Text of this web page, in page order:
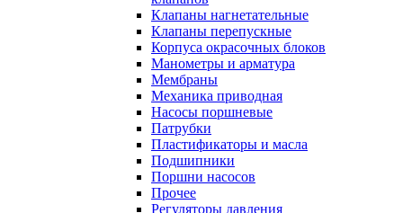
Клапаны нагнетательные
Клапаны перепускные
Корпуса окрасочных блоков
Манометры и арматура
Мембраны
Механика приводная
Насосы поршневые
Патрубки
Пластификаторы и масла
Подшипники
Поршни насосов
Прочее
Регуляторы давления